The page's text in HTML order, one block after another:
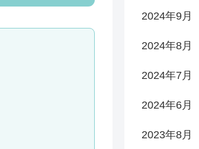
2024年9月
2024年8月
2024年7月
2024年6月
2023年8月